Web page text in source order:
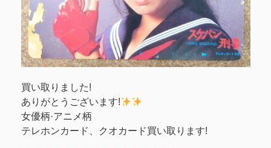
買い取りました!
ありがとうございます!
女優柄·アニメ柄
テレホンカード、クオカード買い取ります!